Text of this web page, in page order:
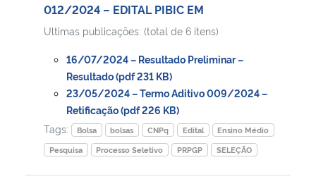
012/2024 – EDITAL PIBIC EM
Ultimas publicações: (total de 6 itens)
16/07/2024 – Resultado Preliminar –
Resultado (pdf 231 KB)
23/05/2024 – Termo Aditivo 009/2024 –
Retificação (pdf 226 KB)
Tags:
Bolsa bolsas CNPq Edital
Ensino Médio
Pesquisa
Processo Seletivo PRPGP SELEÇÃO